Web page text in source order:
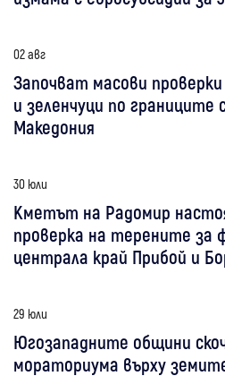
02 авг
Започват масови
и зеленчуци по границите
Македония
30 юли
Кметът на Радомир
проверка на терените за
централа край Прибой и
29 юли
Югозападните общини
мораториума върху